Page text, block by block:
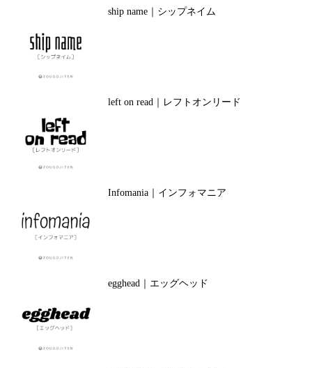
ship name｜シップネイム
left on read｜レフトオンリード
Infomania｜インフォマニア
egghead｜エッグヘッド